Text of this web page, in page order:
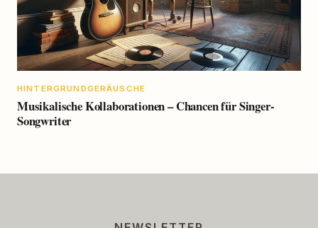
HINTERGRUNDGERÄUSCHE
Musikalische Kollaborationen – Chancen für Singer-
Songwriter